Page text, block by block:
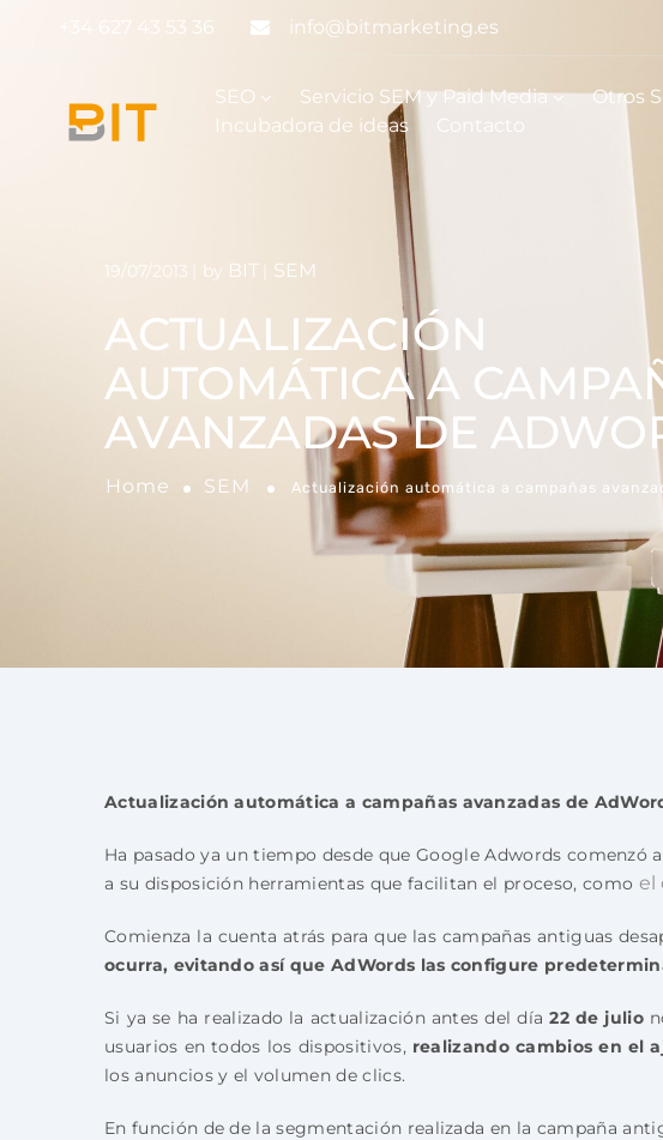
+34 627 43 53 36 info@bitmarketing.es
SEO Servicio SEM y Paid Media Otros
Incubadora de ideas
Contacto
ACTUALIZACIÓN
AUTOMÁTICA A
AVANZADAS DE
Home SEM Actualización automática a campañas
19/07/2013 by BIT SEM
Actualización automática a campañas avanzadas de
Ha pasado ya un tiempo desde que Google Adwords
a su disposición herramientas que facilitan el proceso, como el
Comienza la cuenta atrás para que las campañas antiguas
ocurra, evitando así que AdWords las configure
Si ya se ha realizado la actualización antes del día 22 de julio
usuarios en todos los dispositivos, realizando cambios en el
los anuncios y el volumen de clics.
En función de de la segmentación realizada en la campaña